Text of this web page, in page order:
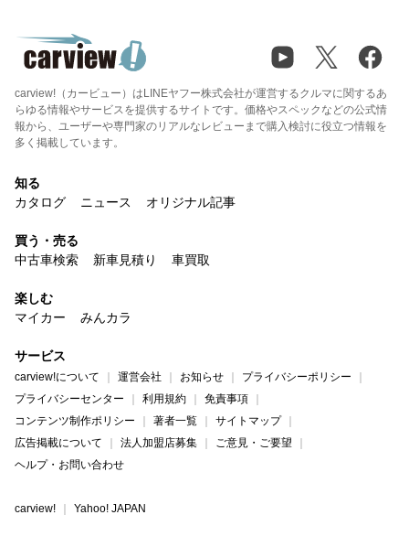
carview!（カービュー）はLINEヤフー株式会社が運営するクルマに関するあ
らゆる情報やサービスを提供するサイトです。価格やスペックなどの公式情
報から、ユーザーや専門家のリアルなレビューまで購入検討に役立つ情報を
多く掲載しています。
知る
カタログ
ニュース オリジナル記事
買う・売る
中古車検索
新車見積り 車買取
楽しむ
マイカー
みんカラ
サービス
carview!について 運営会社 お知らせ
プライバシーポリシー
プライバシーセンター
利用規約
免責事項
コンテンツ制作ポリシー
著者一覧
サイトマップ
広告掲載について
法人加盟店募集
ご意見・ご要望
ヘルプ・お問い合わせ
carview! Yahoo! JAPAN